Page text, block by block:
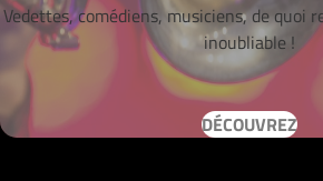
Vedettes, comédiens, musiciens, de quoi
inoubliable !
DÉCOUVREZ